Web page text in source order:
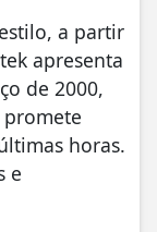
a partir
apresenta
de 2000,
horas.
e